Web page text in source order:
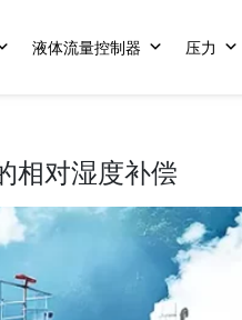
液体流量控制器 压力
相对湿度补偿